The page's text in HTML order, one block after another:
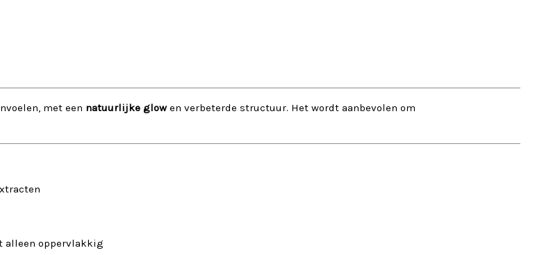
met een natuurlijke glowen verbeterde structuur. Het wordt aanbevolen om
alleen oppervlakkig